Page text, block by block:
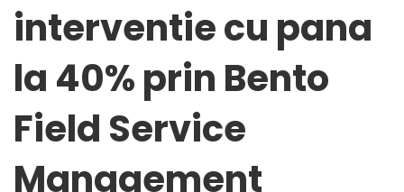
de
interventie
cu
interventie cu pana
la 40% prin Bento
Field Service
Management